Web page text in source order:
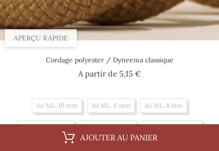
APERÇU RAPIDE
Cordage polyester / Dyneema classique
A partir de 5,15 €Prix
Au ML, 10 mm Au ML, 6 mm Au ML, 8 mm
AJOUTER AU PANIER